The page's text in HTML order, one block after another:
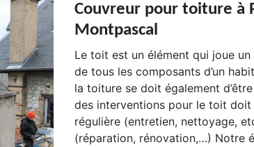
Couvreur pour toiture à
Montpascal
Le toit est un élément qui joue
de tous les composants d’un
la toiture se doit également
des interventions pour le toit
régulière (entretien, nettoyage,
(réparation, rénovation,…) Notre